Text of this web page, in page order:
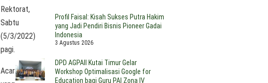
Rektorat,
Sabtu
(5/3/2022)
pagi.
Acara
Profil Faisal: Kisah Sukses Putra Hakim
yang Jadi Pendiri Bisnis Pioneer Gadai
Indonesia
3 Agustus 2026
DPD AGPAII Kutai Timur Gelar
Workshop Optimalisasi Google for
Education bagi Guru PAI Zona IV